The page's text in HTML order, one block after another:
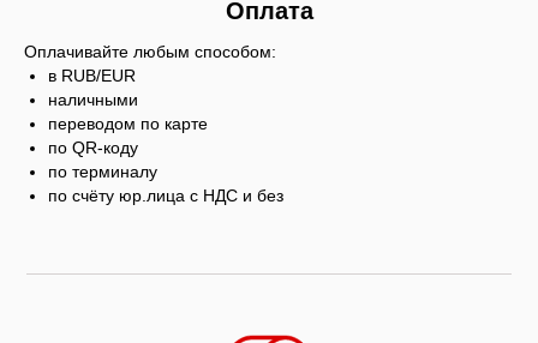
Оплата
Оплачивайте любым способом:
в RUB/EUR
наличными
переводом по карте
по QR-коду
по терминалу
по счёту юр.лица с НДС и без